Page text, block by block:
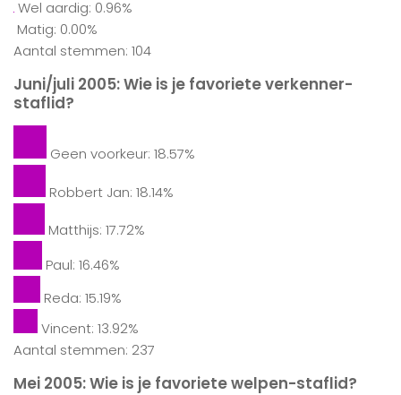
Wel aardig: 0.96%
Matig: 0.00%
Aantal stemmen: 104
Juni/juli 2005: Wie is je favoriete verkenner-
staflid?
Geen voorkeur: 18.57%
Robbert Jan: 18.14%
Matthijs: 17.72%
Paul: 16.46%
Reda: 15.19%
Vincent: 13.92%
Aantal stemmen: 237
Mei 2005: Wie is je favoriete welpen-staflid?